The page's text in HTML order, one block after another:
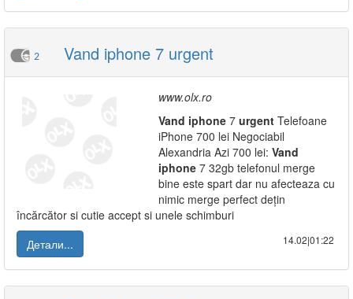
2 Vand iphone 7 urgent
www.olx.ro
Vand iphone 7 urgent Telefoane
iPhone 700 lei Negociabil
Alexandria Azi 700 lei: Vand
iphone 7 32gb telefonul merge
bine este spart dar nu afecteaza cu
nimic merge perfect dețin
încărcător si cutie accept si unele schimburi
Детали...
14.02|01:22